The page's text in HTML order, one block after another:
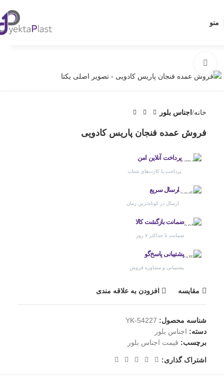
منو
خانه اجناس بلور
فروش عمده فنجان پاریس کادویی
پرداخت آنلاین امن
پرداخت با کارت‌های شتاب
ارسال سریع
ارسال در کوتاه‌ترین زمان
ضمانت بازگشت کالا
ضمانت تا حداکثر ۷ روز
پشتیبانی پاسخ‌گو
پشتیبانی و مشاوره فروش
مقایسه افزودن به علاقه مندی
شناسه محصول: YK-54227
دسته: اجناس بلور
برچسب: قیمت اجناس بلور
اشتراک گذاری: